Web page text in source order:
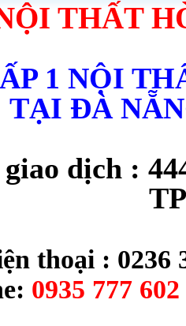
THẤT
1 NỘI
TẠI ĐÀ
dịch :
thoại : 0236
0935 777